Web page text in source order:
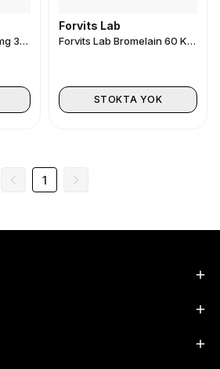
Evigen Vitamin E 400 mg 30 Softgel Kapsül
Forvits Lab
Forvits Lab Bromelain 60 Kapsül
STOKTA YOK
1